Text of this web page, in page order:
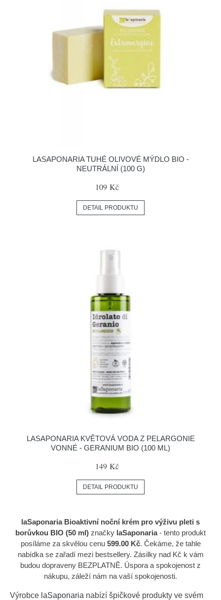
LASAPONARIA TUHÉ OLIVOVÉ MÝDLO BIO -
NEUTRÁLNÍ (100 G)
109 Kč
DETAIL PRODUKTU
LASAPONARIA KVĚTOVÁ VODA Z PELARGONIE
VONNÉ - GERANIUM BIO (100 ML)
149 Kč
DETAIL PRODUKTU
laSaponaria Bioaktivní noční krém pro výživu pleti s
borůvkou BIO (50 ml) značky laSaponaria- tento produkt
posíláme za skvělou cenu 599.00 Kč. Čekáme, že tahle
nabídka se zařadí mezi bestsellery. Zásilky nad Kč k vám
budou dopraveny BEZPLATNĚ. Úspora a spokojenost z
nákupu, záleží nám na vaší spokojenosti.
Výrobce laSaponaria nabízí špičkové produkty ve svém